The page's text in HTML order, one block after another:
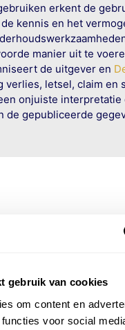
gebruik van cookies
om content en
voor social
erkent de
kennis en het
manier uit te
de uitgever en
verlies, letsel, claim en
onjuiste interpretatie
de gepubliceerde